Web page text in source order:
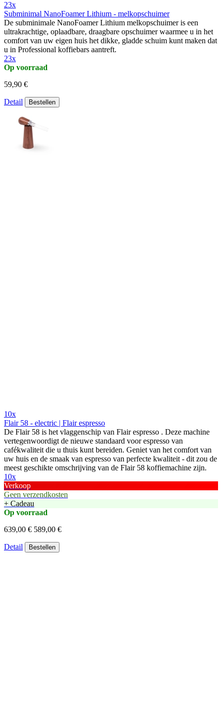
23x
Subminimal NanoFoamer Lithium - melkopschuimer
De subminimale NanoFoamer Lithium melkopschuimer is een
ultrakrachtige, oplaadbare, draagbare opschuimer waarmee u in het
comfort van uw eigen huis het dikke, gladde schuim kunt maken dat
u in Professional koffiebars aantreft.
23x
Op voorraad
59,90 €
Detail Bestellen
10x
Flair 58 - electric | Flair espresso
De Flair 58 is het vlaggenschip van Flair espresso . Deze machine
vertegenwoordigt de nieuwe standaard voor espresso van
cafékwaliteit die u thuis kunt bereiden. Geniet van het comfort van
uw huis en de smaak van espresso van perfecte kwaliteit - dit zou de
meest geschikte omschrijving van de Flair 58 koffiemachine zijn.
10x
Verkoop
Geen verzendkosten
+ Cadeau
Op voorraad
639,00 € 589,00 €
Detail Bestellen